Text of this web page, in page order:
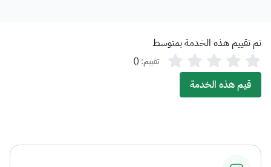
تم تقييم هذه الخدمة بمتوسط
تقييم: (
)
قيم هذه الخدمة